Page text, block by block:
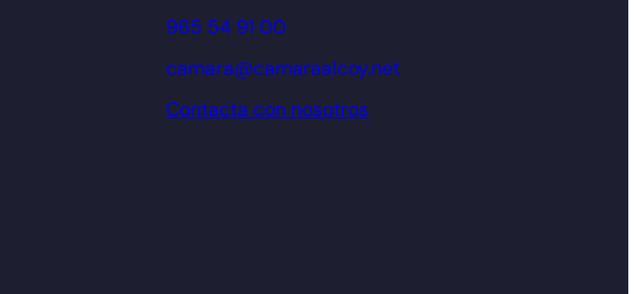
965 54 91 00
camara@camaraalcoy.net
Contacta con nosotros